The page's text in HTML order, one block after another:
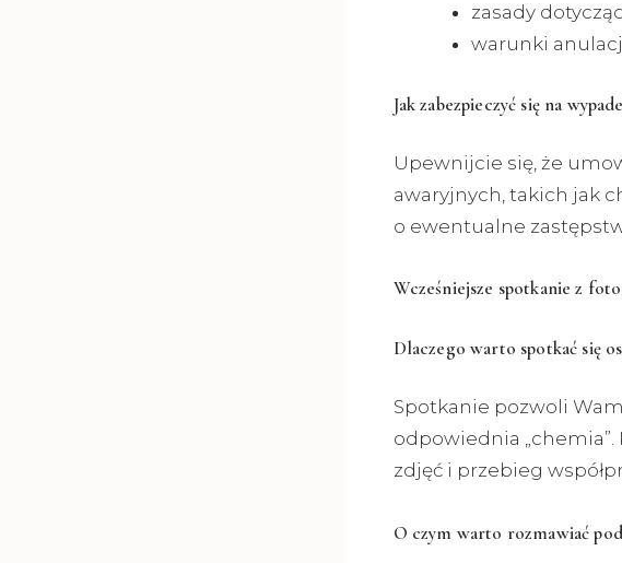
zasady
warunki
Jak zabezpieczyć się na
Upewnijcie się, że
awaryjnych, takich jak
o ewentualne
Wcześniejsze spotkanie z
Dlaczego warto spotkać się
Spotkanie pozwoli
odpowiednia
zdjęć i przebieg
O czym warto rozmawiać